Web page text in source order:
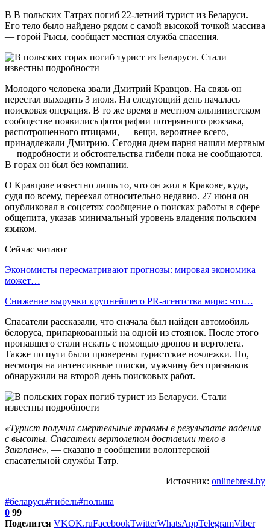
В В польских Татрах погиб 22-летний турист из Беларуси.
Его тело было найдено рядом с самой высокой точкой массива
— горой Рысы, сообщает местная служба спасения.
Молодого человека звали Дмитрий Кравцов. На связь он
перестал выходить 3 июля. На следующий день началась
поисковая операция. В то же время в местном альпинистском
сообществе появились фотографии потерянного рюкзака,
распотрошенного птицами, — вещи, вероятнее всего,
принадлежали Дмитрию. Сегодня днем парня нашли мертвым
— подробности и обстоятельства гибели пока не сообщаются.
В горах он был без компании.
О Кравцове известно лишь то, что он жил в Кракове, куда,
судя по всему, переехал относительно недавно. 27 июня он
опубликовал в соцсетях сообщение о поисках работы в сфере
общепита, указав минимальный уровень владения польским
языком.
Сейчас читают
Экономисты пересматривают прогнозы: мировая экономика
может…
Снижение выручки крупнейшего PR-агентства мира: что…
Спасатели рассказали, что сначала был найден автомобиль
белоруса, припаркованный на одной из стоянок. После этого
пропавшего стали искать с помощью дронов и вертолета.
Также по пути были проверены туристские ночлежки. Но,
несмотря на интенсивные поиски, мужчину без признаков
обнаружили на второй день поисковых работ.
«Турист получил смертельные травмы в результате падения
с высоты. Спасатели вертолетом доставили тело в
Закопане», — сказано в сообщении волонтерской
спасательной службы Татр.
Источник: onlinebrest.by
#беларусь#гибель#польша
0 99
Поделится VKOK.ruFacebookTwitterWhatsAppTelegramViber